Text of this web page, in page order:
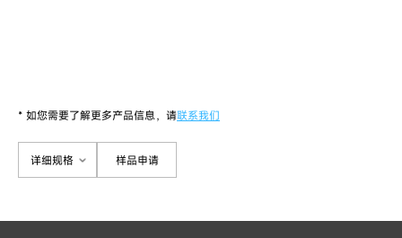
* 如您需要了解更多产品信息，请联系我们
详细规格 样品申请